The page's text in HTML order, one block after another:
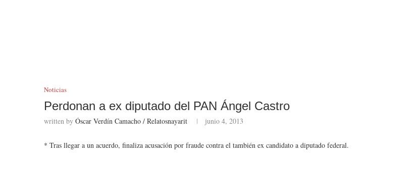
Noticias
Perdonan a ex diputado del PAN Ángel Castro
written by Óscar Verdín Camacho / Relatosnayarit junio 4, 2013
* Tras llegar a un acuerdo, finaliza acusación por fraude contra el también ex candidato a diputado federal.